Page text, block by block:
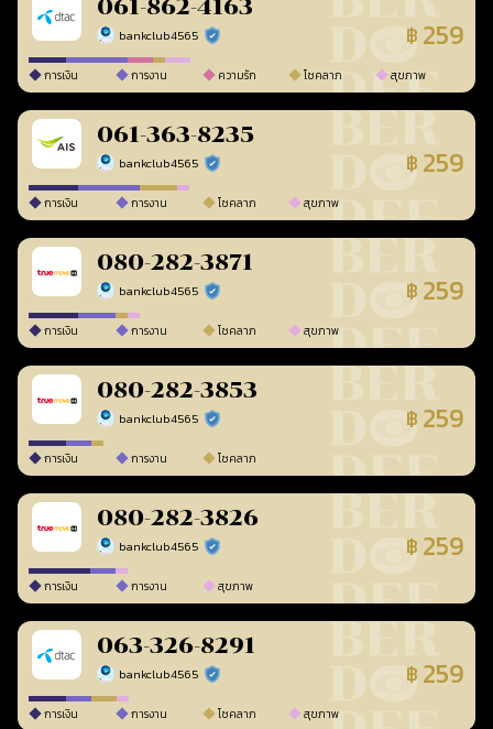
061-862-4163
bankclub4565 ร้านยืนยันแล้ว ฿ 259
การเงิน การงาน ความรัก โชคลาภ สุขภาพ
061-363-8235
bankclub4565 ร้านยืนยันแล้ว ฿ 259
การเงิน การงาน โชคลาภ สุขภาพ
080-282-3871
bankclub4565 ร้านยืนยันแล้ว ฿ 259
การเงิน การงาน โชคลาภ สุขภาพ
080-282-3853
bankclub4565 ร้านยืนยันแล้ว ฿ 259
การเงิน การงาน โชคลาภ
080-282-3826
bankclub4565 ร้านยืนยันแล้ว ฿ 259
การเงิน การงาน สุขภาพ
063-326-8291
bankclub4565 ร้านยืนยันแล้ว ฿ 259
การเงิน การงาน โชคลาภ สุขภาพ